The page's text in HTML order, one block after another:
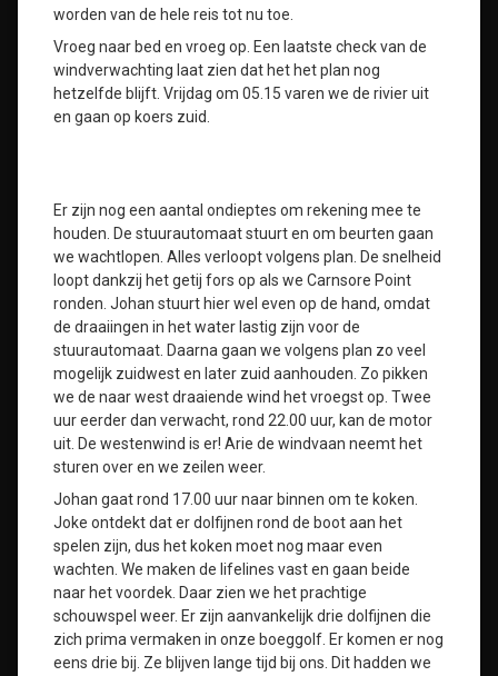
worden van de hele reis tot nu toe.
Vroeg naar bed en vroeg op. Een laatste check van de
windverwachting laat zien dat het het plan nog
hetzelfde blijft. Vrijdag om 05.15 varen we de rivier uit
en gaan op koers zuid.
Er zijn nog een aantal ondieptes om rekening mee te
houden. De stuurautomaat stuurt en om beurten gaan
we wachtlopen. Alles verloopt volgens plan. De snelheid
loopt dankzij het getij fors op als we Carnsore Point
ronden. Johan stuurt hier wel even op de hand, omdat
de draaiingen in het water lastig zijn voor de
stuurautomaat. Daarna gaan we volgens plan zo veel
mogelijk zuidwest en later zuid aanhouden. Zo pikken
we de naar west draaiende wind het vroegst op. Twee
uur eerder dan verwacht, rond 22.00 uur, kan de motor
uit. De westenwind is er! Arie de windvaan neemt het
sturen over en we zeilen weer.
Johan gaat rond 17.00 uur naar binnen om te koken.
Joke ontdekt dat er dolfijnen rond de boot aan het
spelen zijn, dus het koken moet nog maar even
wachten. We maken de lifelines vast en gaan beide
naar het voordek. Daar zien we het prachtige
schouwspel weer. Er zijn aanvankelijk drie dolfijnen die
zich prima vermaken in onze boeggolf. Er komen er nog
eens drie bij. Ze blijven lange tijd bij ons. Dit hadden we